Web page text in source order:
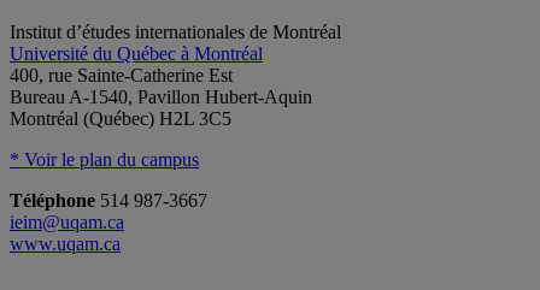
Institut d’études internationales de Montréal
Université du Québec à Montréal
400, rue Sainte-Catherine Est
Bureau A-1540, Pavillon Hubert-Aquin
Montréal (Québec) H2L 3C5
* Voir le plan du campus
Téléphone 514 987-3667
ieim@uqam.ca
www.uqam.ca